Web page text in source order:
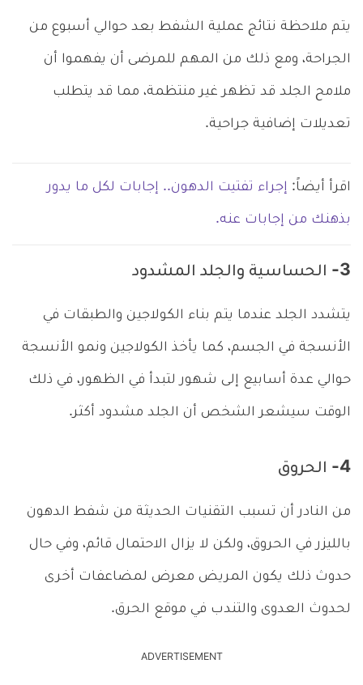
يتم ملاحظة نتائج عملية الشفط بعد حوالي أسبوع من
الجراحة، ومع ذلك من المهم للمرضى أن يفهموا أن
ملامح الجلد قد تظهر غير منتظمة، مما قد يتطلب
تعديلات إضافية جراحية.
اقرأ أيضاً: إجراء تفتيت الدهون.. إجابات لكل ما يدور
بذهنك من إجابات عنه.
3- الحساسية والجلد المشدود
يتشدد الجلد عندما يتم بناء الكولاجين والطبقات في
الأنسجة في الجسم، كما يأخذ الكولاجين ونمو الأنسجة
حوالي عدة أسابيع إلى شهور لتبدأ في الظهور، في ذلك
الوقت سيشعر الشخص أن الجلد مشدود أكثر.
4- الحروق
من النادر أن تسبب التقنيات الحديثة من شفط الدهون
بالليزر في الحروق، ولكن لا يزال الاحتمال قائم، وفي حال
حدوث ذلك يكون المريض معرض لمضاعفات أخرى
لحدوث العدوى والتندب في موقع الحرق.
ADVERTISEMENT